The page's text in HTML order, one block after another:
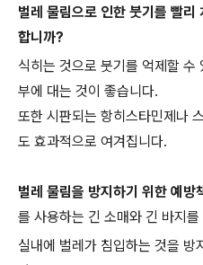
벌레 물림으로 인한 붓기를 빨리
합니까?
식히는 것으로 붓기를 억제할
부에 대는 것이 좋습니다.
또한 시판되는 항히스타민제나
도 효과적으로 여겨집니다.
벌레 물림을 방지하기 위한 예방
를 사용하는 긴 소매와 긴 바지
실내에 벌레가 침입하는 것을 방